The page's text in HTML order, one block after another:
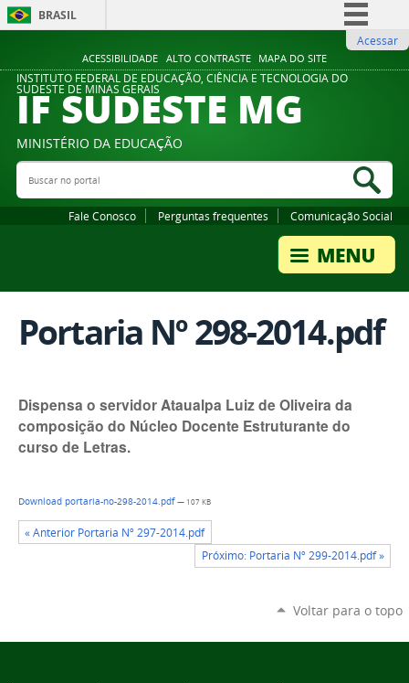
ACESSIBILIDADE ALTO CONTRASTE MAPA DO SITE
BRASIL
Comunica BR
Participe
Legislação
Acessar
INSTITUTO FEDERAL DE EDUCAÇÃO, CIÊNCIA E TECNOLOGIA DO
SUDESTE DE MINAS GERAIS
IF SUDESTE MG
MINISTÉRIO DA EDUCAÇÃO
Buscar no portal
Fale Conosco Perguntas frequentes Comunicação Social
Portaria Nº 298-2014.pdf
Dispensa o servidor Ataualpa Luiz de Oliveira da
composição do Núcleo Docente Estruturante do
curso de Letras.
Download portaria-no-298-2014.pdf— 107 KB
« Anterior Portaria Nº 297-2014.pdf
Próximo: Portaria Nº 299-2014.pdf »
Voltar para o topo